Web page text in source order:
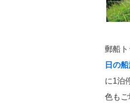
郵船ト
日の
に1泊
色も